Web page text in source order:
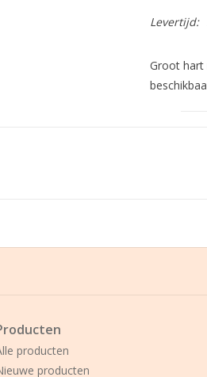
Levertijd:
Groot hart
producten
producten